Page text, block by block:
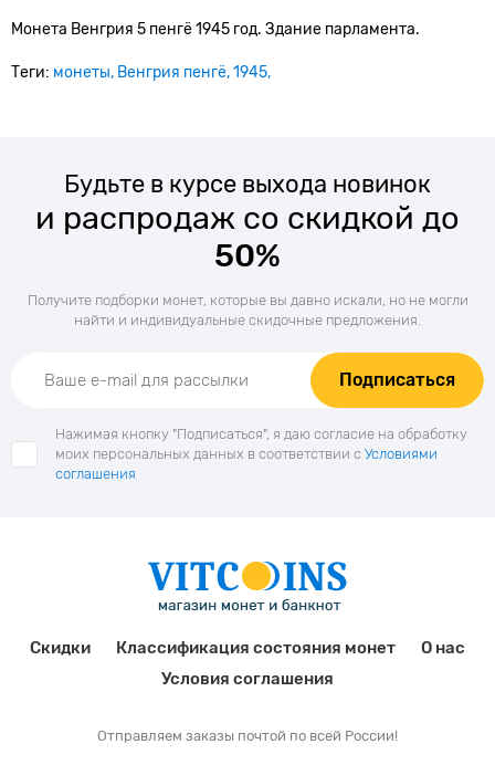
Монета Венгрия 5 пенгё 1945 год. Здание парламента.
Теги: монеты Венгрия пенгё 1945
Будьте в курсе выхода новинок
и распродаж со скидкой до
50%
Получите подборки монет, которые вы давно искали, но не могли
найти и индивидуальные скидочные предложения.
Подписаться
Нажимая кнопку "Подписаться", я даю согласие на обработку
моих персональных данных в соответствии с Условиями
соглашения
Скидки Классификация состояния монет
О нас
Условия соглашения
Отправляем заказы почтой по всей России!